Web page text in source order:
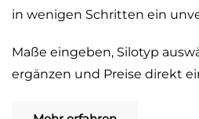
in wenigen Schritten ein
Maße eingeben, Silotyp
ergänzen und Preise direkt